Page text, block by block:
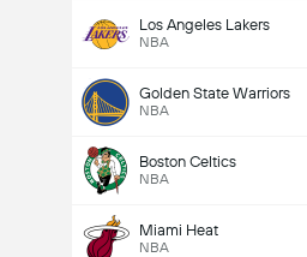
Los Angeles Lakers
NBA
Golden State Warriors
NBA
Boston Celtics
NBA
Miami Heat
NBA